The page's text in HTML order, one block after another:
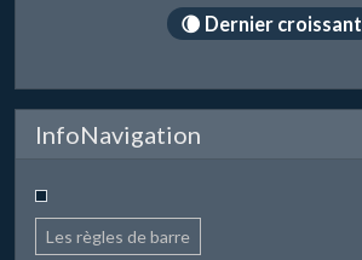
🌘 Dernier croissant
InfoNavigation
Les règles de barre